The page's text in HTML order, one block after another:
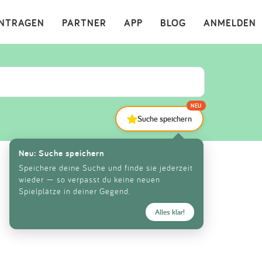
ANMELDEN
BLOG
APP
PARTNER ×
Suche speichern
NEU
Neu: Suche speichern
Speichere deine Suche und finde sie jederzeit
wieder — so verpasst du keine neuen
Spielplätze in deiner Gegend.
Alles klar!